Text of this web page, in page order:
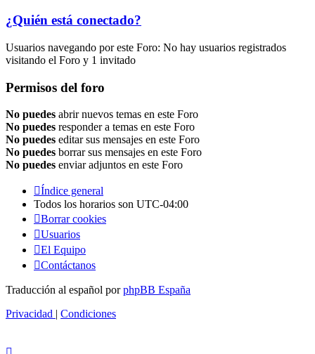
¿Quién está conectado?
Usuarios navegando por este Foro: No hay usuarios registrados
visitando el Foro y 1 invitado
Permisos del foro
No puedes abrir nuevos temas en este Foro
No puedes responder a temas en este Foro
No puedes editar sus mensajes en este Foro
No puedes borrar sus mensajes en este Foro
No puedes enviar adjuntos en este Foro
Índice general
Todos los horarios son UTC-04:00
Borrar cookies
Usuarios
El Equipo
Contáctanos
Traducción al español porphpBB España
Privacidad | Condiciones